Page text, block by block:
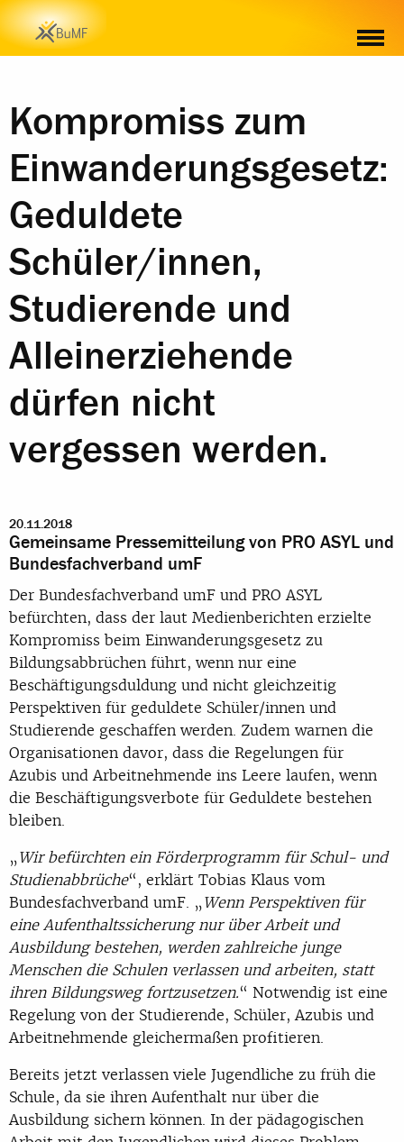
Kompromiss zum
Einwanderungsgesetz:
Geduldete
Schüler/innen,
Studierende und
Alleinerziehende
dürfen nicht
vergessen werden.
20.11.2018
Gemeinsame Pressemitteilung von PRO ASYL und
Bundesfachverband umF
Der Bundesfachverband umF und PRO ASYL
befürchten, dass der laut Medienberichten erzielte
Kompromiss beim Einwanderungsgesetz zu
Bildungsabbrüchen führt, wenn nur eine
Beschäftigungsduldung und nicht gleichzeitig
Perspektiven für geduldete Schüler/innen und
Studierende geschaffen werden. Zudem warnen die
Organisationen davor, dass die Regelungen für
Azubis und Arbeitnehmende ins Leere laufen, wenn
die Beschäftigungsverbote für Geduldete bestehen
bleiben.
„Wir befürchten ein Förderprogramm für Schul- und
Studienabbrüche“, erklärt Tobias Klaus vom
Bundesfachverband umF. „Wenn Perspektiven für
eine Aufenthaltssicherung nur über Arbeit und
Ausbildung bestehen, werden zahlreiche junge
Menschen die Schulen verlassen und arbeiten, statt
ihren Bildungsweg fortzusetzen.“ Notwendig ist eine
Regelung von der Studierende, Schüler, Azubis und
Arbeitnehmende gleichermaßen profitieren.
Bereits jetzt verlassen viele Jugendliche zu früh die
Schule, da sie ihren Aufenthalt nur über die
Ausbildung sichern können. In der pädagogischen